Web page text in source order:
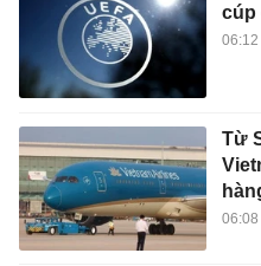
cúp
06:12
Từ
06:08